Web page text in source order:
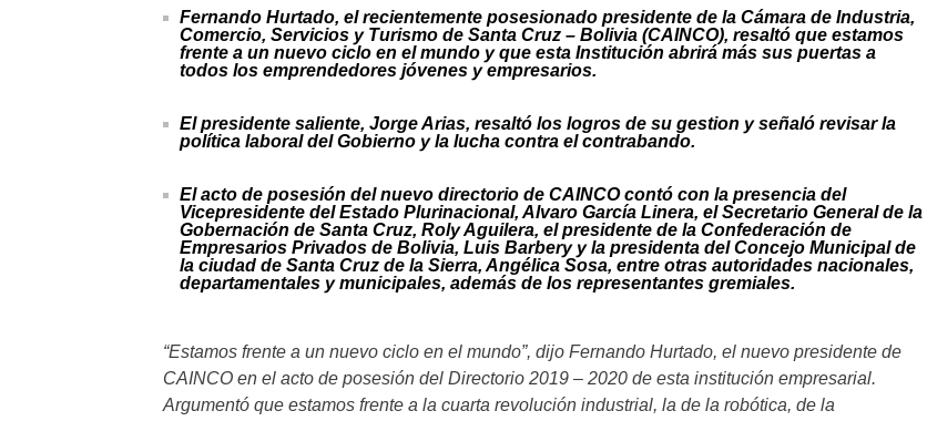
Fernando Hurtado, el recientemente posesionado presidente de la Cámara de Industria,
Comercio, Servicios y Turismo de Santa Cruz – Bolivia (CAINCO), resaltó que estamos
frente a un nuevo ciclo en el mundo y que esta Institución abrirá más sus puertas a
todos los emprendedores jóvenes y empresarios.
El presidente saliente, Jorge Arias, resaltó los logros de su gestion y señaló revisar la
política laboral del Gobierno y la lucha contra el contrabando.
El acto de posesión del nuevo directorio de CAINCO contó con la presencia del
Vicepresidente del Estado Plurinacional, Alvaro García Linera, el Secretario General de la
Gobernación de Santa Cruz, Roly Aguilera, el presidente de la Confederación de
Empresarios Privados de Bolivia, Luis Barbery y la presidenta del Concejo Municipal de
la ciudad de Santa Cruz de la Sierra, Angélica Sosa, entre otras autoridades nacionales,
departamentales y municipales, además de los representantes gremiales.
“Estamos frente a un nuevo ciclo en el mundo”, dijo Fernando Hurtado, el nuevo presidente de
CAINCO en el acto de posesión del Directorio 2019 – 2020 de esta institución empresarial.
Argumentó que estamos frente a la cuarta revolución industrial, la de la robótica, de la